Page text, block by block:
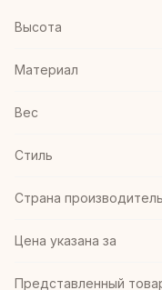
Высота
Материал
Вес
Стиль
Страна производитель
Цена указана за
Представленный